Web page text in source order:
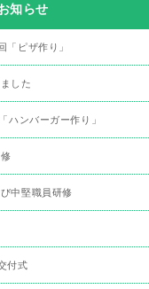
知らせ
ピザ作り」
した
ハンバーガー作り」
中堅職員研修
付式